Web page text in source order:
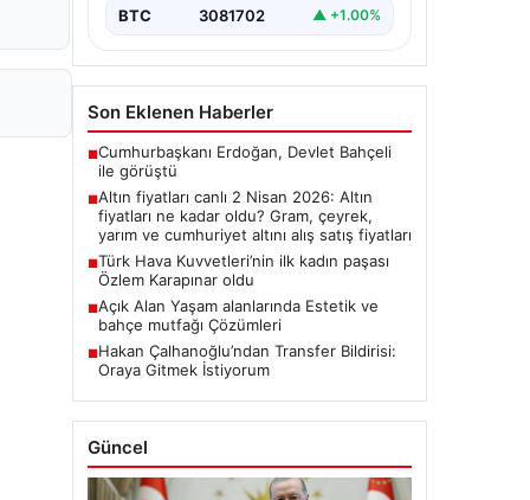
BTC 3081702 ▲ +1.00%
Son Eklenen Haberler
■Cumhurbaşkanı Erdoğan, Devlet Bahçeli
ile görüştü
■Altın fiyatları canlı 2 Nisan 2026: Altın
fiyatları ne kadar oldu? Gram, çeyrek,
yarım ve cumhuriyet altını alış satış fiyatları
■Türk Hava Kuvvetleri’nin ilk kadın paşası
Özlem Karapınar oldu
■Açık Alan Yaşam alanlarında Estetik ve
bahçe mutfağı Çözümleri
■Hakan Çalhanoğlu’ndan Transfer Bildirisi:
Oraya Gitmek İstiyorum
Güncel